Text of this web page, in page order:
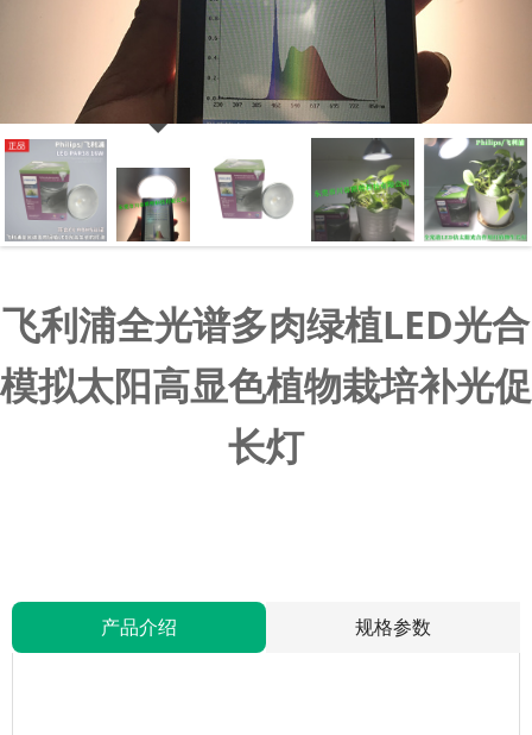
飞利浦全光谱多肉绿植LED光合
模拟太阳高显色植物栽培补光促
长灯
产品介绍 规格参数